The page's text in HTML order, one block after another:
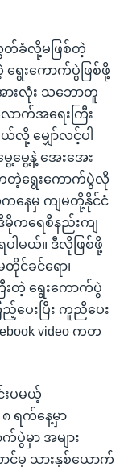
ခံလို့မဖြစ်တဲ့
ေးကောက်ပွဲဖြစ်ဖို့
းလုံး သဘောတူ
က်အရေးကြီး
မျှော်လင့်ပါ
မွေ့နဲ့ အေးအေး
တတဲ့ရွေးကောက်ပွဲလို
ကနေမှ ကျမတို့နိုင်ငံ
မိုကရေစီနည်းကျ
ါမယ်။ ဒီလိုဖြစ်ဖို့
င်ခင်ရော၊
းတဲ့ ရွေးကောက်ပွဲ
ပေးပြီး ကူညီပေး
video ကတ
းပမယ့်
ရက်နေ့မှာ
ပွဲမှာ အများ
င်မှ သားနှစ်ယောက်